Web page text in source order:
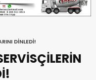
DİNLEDİ!